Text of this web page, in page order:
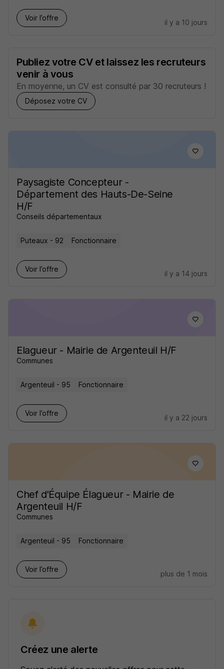
Voir l’offre
il y a 10 jours
Publiez votre CV et laissez les recruteurs
venir à vous
En moyenne, un CV est consulté par 30 recruteurs !
Déposez votre CV
Paysagiste Concepteur -
Département des Hauts-De-Seine
H/F
Conseils départementaux
Puteaux - 92 Fonctionnaire
Voir l’offre
il y a 14 jours
Elagueur - Mairie de Argenteuil H/F
Communes
Argenteuil - 95 Fonctionnaire
Voir l’offre
il y a 22 jours
Chef d'Équipe Élagueur - Mairie de
Argenteuil H/F
Communes
Argenteuil - 95 Fonctionnaire
Voir l’offre
plus de 1 mois
Créez une alerte